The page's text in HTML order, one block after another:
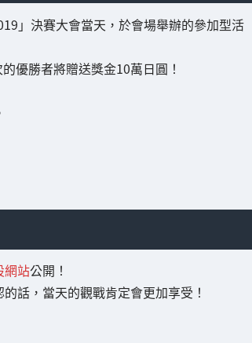
」決賽大會當天，於會場舉辦的參加型活
優勝者將贈送獎金10萬日圓！
網站公開！
話，當天的觀戰肯定會更加享受！